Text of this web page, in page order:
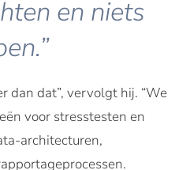
en niets
dan dat”, vervolgt hij. “We
voor stresstesten en
architecturen,